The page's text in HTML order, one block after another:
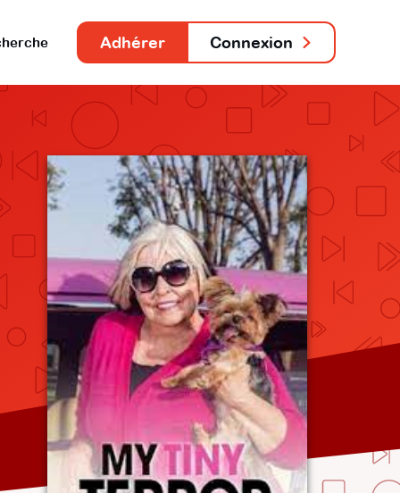
Adhérer Connexion